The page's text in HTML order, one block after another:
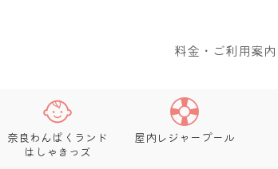
料金・ご利用案内
奈良わんぱくランド
はしゃきっズ
屋内レジャープール